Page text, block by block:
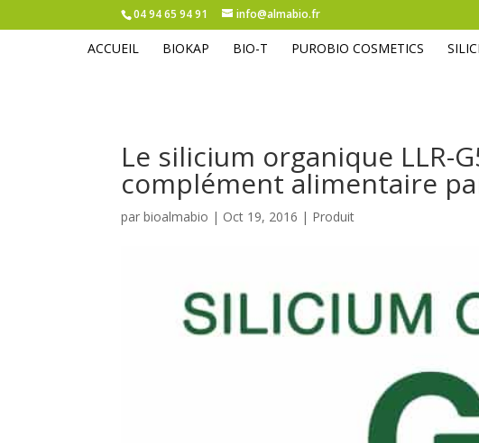
04 94 65 94 91 info@almabio.fr
ACCUEIL BIOKAP BIO-T PUROBIO COSMETICS
Le silicium organique LLR-
complément alimentaire
parbioalmabio | Oct 19, 2016 | Produit